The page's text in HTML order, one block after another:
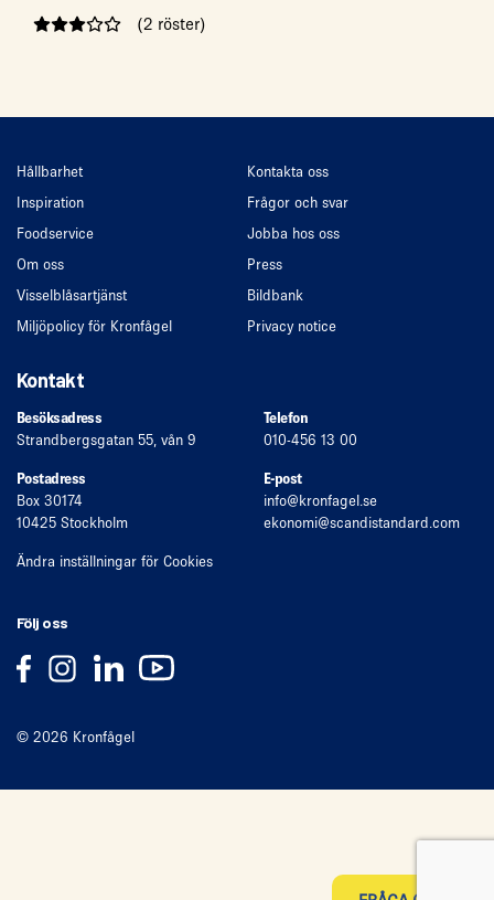
(2 röster)
Hållbarhet
Inspiration
Foodservice
Om oss
Visselblåsartjänst
Miljöpolicy för Kronfågel
Kontakta oss
Frågor och svar
Jobba hos oss
Press
Bildbank
Privacy notice
Kontakt
Besöksadress
Strandbergsgatan 55, vån 9
Telefon
010-456 13 00
Postadress
Box 30174
10425 Stockholm
Ändra inställningar för Cookies
E-post
info@kronfagel.se
ekonomi@scandistandard.com
Följ oss
© 2026 Kronfågel